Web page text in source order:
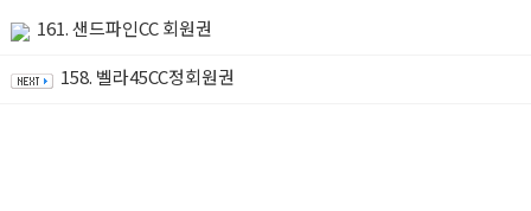
161. 샌드파인CC 회원권
158. 벨라45CC정회원권